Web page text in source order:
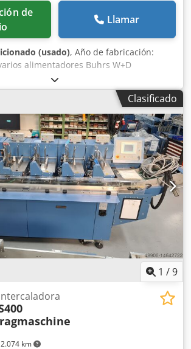
Llamar
(usado), Año de fabricación:
alimentadores Buhrs W+D
completamente revisados y listos para
AT25 Alimentador rotativo
Alimentador deslizante AS25 (BB300)
por vacío HF3 (BB300) RF2 Servo
por vacío (BB600 y BB700) AS2
(BB600 y BB700) Alimentador de
(BB600 y BB700) Puede instalarse en
W+D BB300 10K, BB600 14K y en una
14 y 16K. Todos los alimentadores que
revisados y todas las piezas de
si es necesario. ¿Le gustaría recibir
háganoslo saber, ¡gracias! Cjdoq Ec
Clasificado
1 /9
km